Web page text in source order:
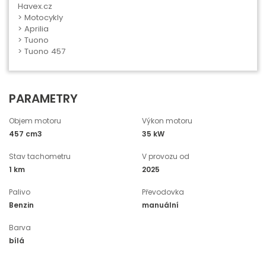
Havex.cz
> Motocykly
> Aprilia
> Tuono
> Tuono 457
PARAMETRY
Objem motoru
457 cm3
Výkon motoru
35 kW
Stav tachometru
1 km
V provozu od
2025
Palivo
Benzin
Převodovka
manuální
Barva
bílá